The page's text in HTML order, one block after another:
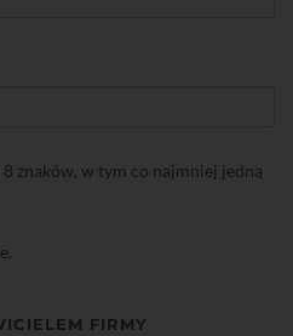
znaków, w tym co najmniej jedną
FIRMY